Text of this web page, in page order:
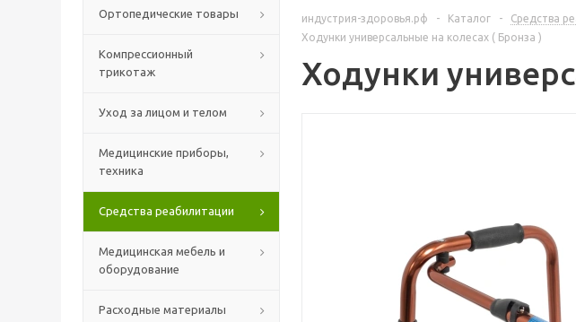
Ортопедические товары
Компрессионный
трикотаж
Уход за лицом и телом
Медицинские приборы,
техника
Средства реабилитации
Медицинская мебель и
оборудование
Расходные материалы
индустрия-здоровья.рф - Каталог - Средства
Ходунки универсальные на колесах ( Бронза )
Ходунки